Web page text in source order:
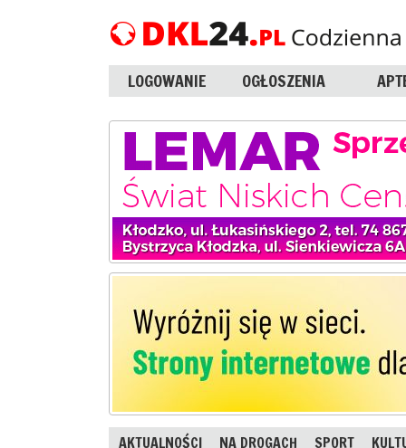
LOGOWANIE OGŁOSZENIA
AKTUALNOŚCI NA DROGACH SPORT